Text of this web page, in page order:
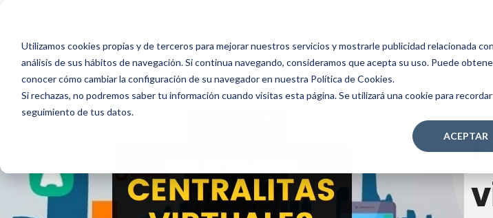
Utilizamos cookies propias y de terceros para mejorar nuestros servicios y mostrarle publicidad relacionada
análisis de sus hábitos de navegación. Si continua navegando, consideramos que acepta su uso. Puede
conocer cómo cambiar la configuración de su navegador en nuestra Política de Cookies.
Si rechazas, no podremos saber tu información cuando visitas esta página. Se utilizará una cookie para
seguimiento de tus datos.
ACEPTAR